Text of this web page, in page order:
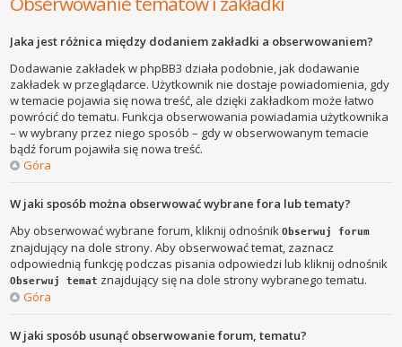
Jaka jest różnica między dodaniem zakładki a obserwowaniem?
Dodawanie zakładek w phpBB3 działa podobnie, jak dodawanie
zakładek w przeglądarce. Użytkownik nie dostaje powiadomienia, gdy
w temacie pojawia się nowa treść, ale dzięki zakładkom może łatwo
powrócić do tematu. Funkcja obserwowania powiadamia użytkownika
– w wybrany przez niego sposób – gdy w obserwowanym temacie
bądź forum pojawiła się nowa treść.
Góra
W jaki sposób można obserwować wybrane fora lub tematy?
Aby obserwować wybrane forum, kliknij odnośnikObserwuj forum
znajdujący na dole strony. Aby obserwować temat, zaznacz
odpowiednią funkcję podczas pisania odpowiedzi lub kliknij odnośnik
Obserwuj temat znajdujący się na dole strony wybranego tematu.
Góra
W jaki sposób usunąć obserwowanie forum, tematu?